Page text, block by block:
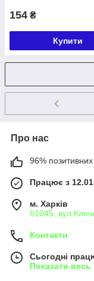
154 ₴
Купити
Про нас
96% позитивних
Працює з
м. Харків
61045,
Контакти
Сьогодні
Показати весь